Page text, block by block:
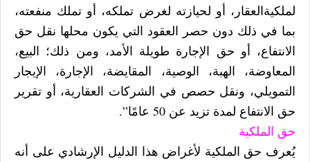
لملكيةالعقار، أو لحيازته لغرض تملكه، أو تملك منفعته،
بما في ذلك دون حصر العقود التي يكون محلها نقل حق
الانتفاع، أو حق الإجارة طويلة الأمد، ومن ذلك؛ البيع،
المعاوضة، الهبة، الوصية، المقايضة، الإجارة، الإيجار
التمويلي، ونقل حصص في الشركات العقارية، أو تقرير
حق الانتفاع لمدة تزيد عن 50 عامًا”.
حق الملكية
يُعرف حق الملكية لأغراض هذا الدليل الإرشادي على أنه